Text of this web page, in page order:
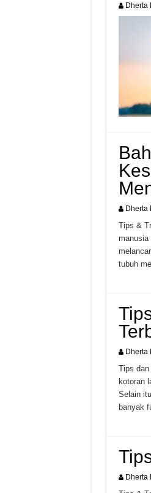
Dherta
Dherta
Tips &
manusia
tubuh
Dherta
Tips dan
kotoran
Selain
banyak
Dherta